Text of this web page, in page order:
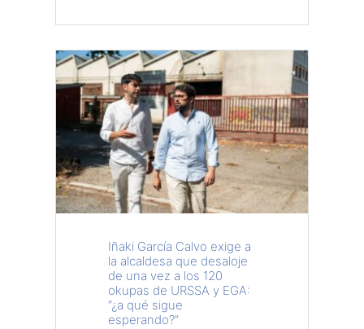
Iñaki García Calvo exige a
la alcaldesa que desaloje
de una vez a los 120
okupas de URSSA y EGA:
“¿a qué sigue
esperando?”